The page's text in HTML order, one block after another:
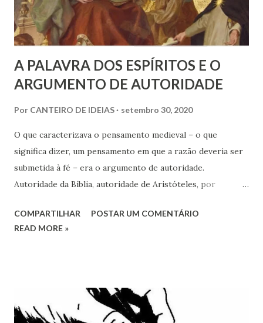
A PALAVRA DOS ESPÍRITOS E O
ARGUMENTO DE AUTORIDADE
Por CANTEIRO DE IDEIAS setembro 30, 2020
O que caracterizava o pensamento medieval – o que
significa dizer, um pensamento em que a razão deveria ser
submetida à fé – era o argumento de autoridade.
Autoridade da Bíblia, autoridade de Aristóteles, por
científicos que eram aceitos na Idade Média não eram
apenas por conta da Bíblia, mas por conta de Aristóteles.
formulou a maior síntese entre a visão de mundo cristã
(leia-se católica) e Aristóteles, o citava a torto e a direito,
COMPARTILHAR
POSTAR UM COMENTÁRIO
READ MORE »